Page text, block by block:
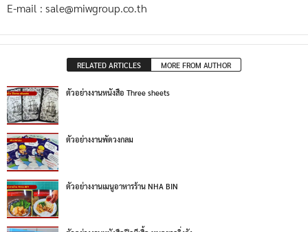
E-mail : sale@miwgroup.co.th
RELATED ARTICLES MORE FROM AUTHOR
ตัวอย่างงานหนังสือ Three sheets
ตัวอย่างงานพัดวงกลม
ตัวอย่างงานเมนูอาหารร้าน NHA BIN